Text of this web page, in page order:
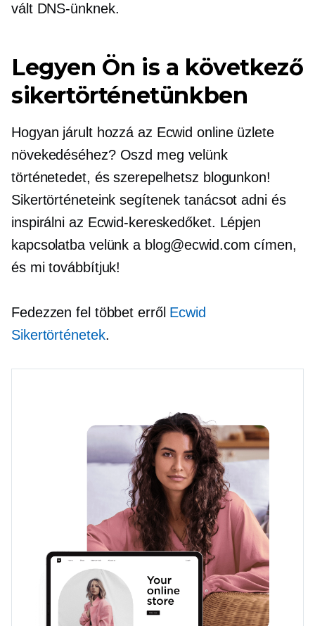
vált DNS-ünknek.
Legyen Ön is a következő
sikertörténetünkben
Hogyan járult hozzá az Ecwid online üzlete
növekedéséhez? Oszd meg velünk
történetedet, és szerepelhetsz blogunkon!
Sikertörténeteink segítenek tanácsot adni és
inspirálni az Ecwid-kereskedőket. Lépjen
kapcsolatba velünk a blog@ecwid.com címen,
és mi továbbítjuk!
Fedezzen fel többet erről Ecwid
Sikertörténetek.